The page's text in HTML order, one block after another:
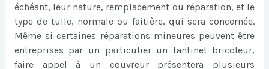
échéant, leur nature, remplacement ou réparation, et le
type de tuile, normale ou faitière, qui sera concernée.
Même si certaines réparations mineures peuvent être
entreprises par un particulier un tantinet bricoleur,
faire appel à un couvreur présentera plusieurs